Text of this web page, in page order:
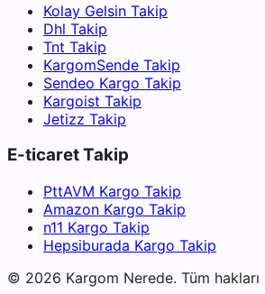
Kolay Gelsin Takip
Dhl Takip
Tnt Takip
KargomSende Takip
Sendeo Kargo Takip
Kargoist Takip
Jetizz Takip
E-ticaret Takip
PttAVM Kargo Takip
Amazon Kargo Takip
n11 Kargo Takip
Hepsiburada Kargo Takip
© 2026 Kargom Nerede. Tüm hakları